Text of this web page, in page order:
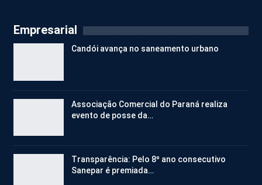
Empresarial
Candói avança no saneamento urbano
Associação Comercial do Paraná realiza
evento de posse da…
Transparência: Pelo 8º ano consecutivo
Sanepar é premiada…